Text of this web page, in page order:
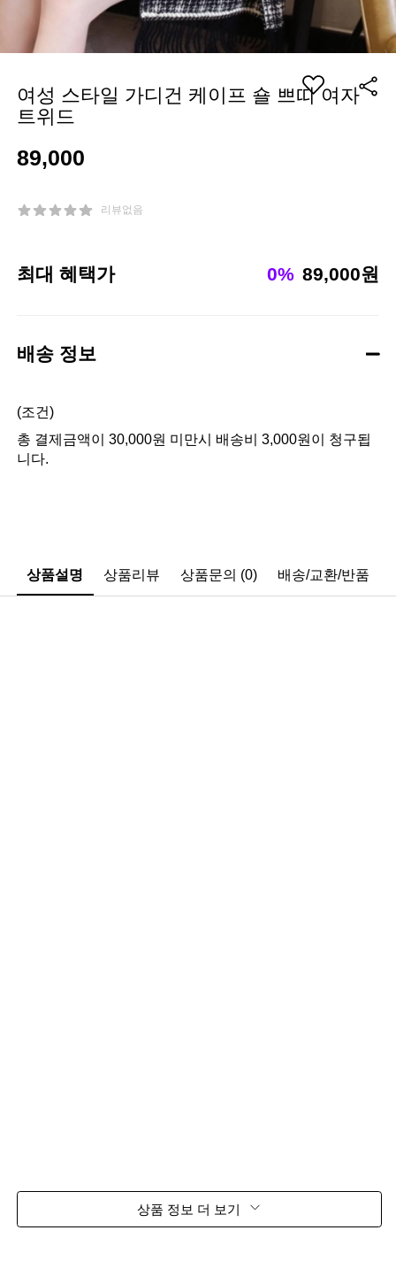
여성 스타일 가디건 케이프 숄 쁘띠 여자
트위드
89,000
리뷰없음
최대 혜택가 0% 89,000원
배송 정보
(조건)
총 결제금액이 30,000원 미만시 배송비 3,000원이 청구됩
니다.
상품설명 상품리뷰 상품문의 (0) 배송/교환/반품
상품 정보 더 보기